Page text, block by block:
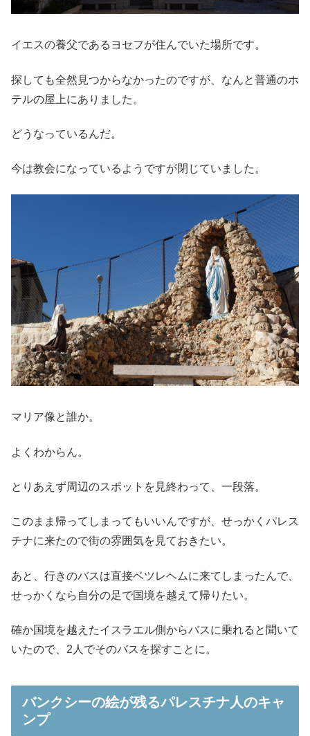
イエスの養父であるヨセフが住んでいた場所です。
探しても全然見つからなかったのですが、なんと普通のホ
テルの屋上にありました。
どうなっているんだ。
今は教会になっているようですが閉じていました。
マリア像と誰か。
よくわからん。
とりあえず周辺のスポットを見終わって、一段落。
このまま帰ってしまってもいいんですが、せっかくパレス
チナに来たので街の雰囲気を見ておきたい。
あと、行きのバスは直接ベツレヘムに来てしまったんで、
せっかくなら自分の足で国境を越えて帰りたい。
確か国境を越えたイスラエル側からバスに乗れると聞いて
いたので、2人でそのバスを探すことに。
バンクシーの絵が残るパレスチナ人のキャ
ンプ